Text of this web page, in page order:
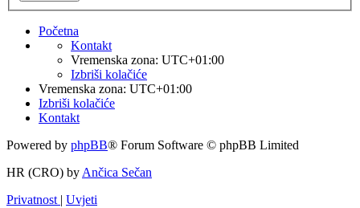
Početna
Kontakt
Vremenska zona: UTC+01:00
Izbriši kolačiće
Vremenska zona: UTC+01:00
Izbriši kolačiće
Kontakt
Powered by phpBB® Forum Software © phpBB Limited
HR (CRO) by Ančica Sečan
Privatnost | Uvjeti